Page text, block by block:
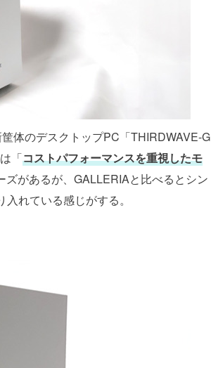
体のデスクトップPC「THIRDWAVE-G
「コストパフォーマンスを重視したモ
があるが、GALLERIAと比べるとシン
れている感じがする。